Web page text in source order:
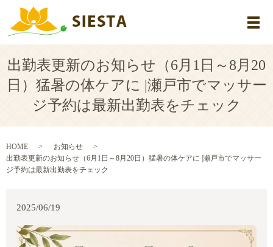
メ
出勤表更新のお知らせ（6月1日～8月20
日）猛暑の体ケアに |瀬戸市でマッサー
ジ予約は最新出勤表をチェック
HOME
お知らせ
出勤表更新のお知らせ（6月1日～8月20日）猛暑の体ケアに |瀬戸市でマッサー
ジ予約は最新出勤表をチェック
2025/06/19